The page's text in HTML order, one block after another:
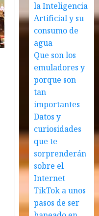
la Inteligencia
Artificial y su
consumo de
agua
Que son los
emuladores y
porque son
tan
importantes
Datos y
curiosidades
que te
sorprenderán
sobre el
Internet
TikTok a unos
pasos de ser